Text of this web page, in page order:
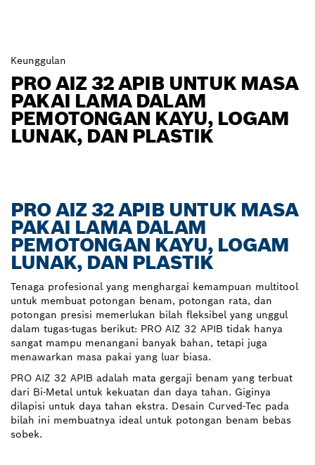
Keunggulan
PRO AIZ 32 APIB UNTUK MASA
PAKAI LAMA DALAM
PEMOTONGAN KAYU, LOGAM
LUNAK, DAN PLASTIK
PRO AIZ 32 APIB UNTUK MASA
PAKAI LAMA DALAM
PEMOTONGAN KAYU, LOGAM
LUNAK, DAN PLASTIK
Tenaga profesional yang menghargai kemampuan multitool
untuk membuat potongan benam, potongan rata, dan
potongan presisi memerlukan bilah fleksibel yang unggul
dalam tugas-tugas berikut: PRO AIZ 32 APIB tidak hanya
sangat mampu menangani banyak bahan, tetapi juga
menawarkan masa pakai yang luar biasa.
PRO AIZ 32 APIB adalah mata gergaji benam yang terbuat
dari Bi-Metal untuk kekuatan dan daya tahan. Giginya
dilapisi untuk daya tahan ekstra. Desain Curved-Tec pada
bilah ini membuatnya ideal untuk potongan benam bebas
sobek.